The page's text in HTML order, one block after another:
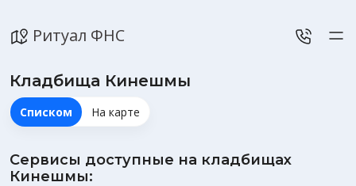
Ритуал ФНС
Кладбища Кинешмы
Списком На карте
Сервисы доступные на кладбищах
Кинешмы: